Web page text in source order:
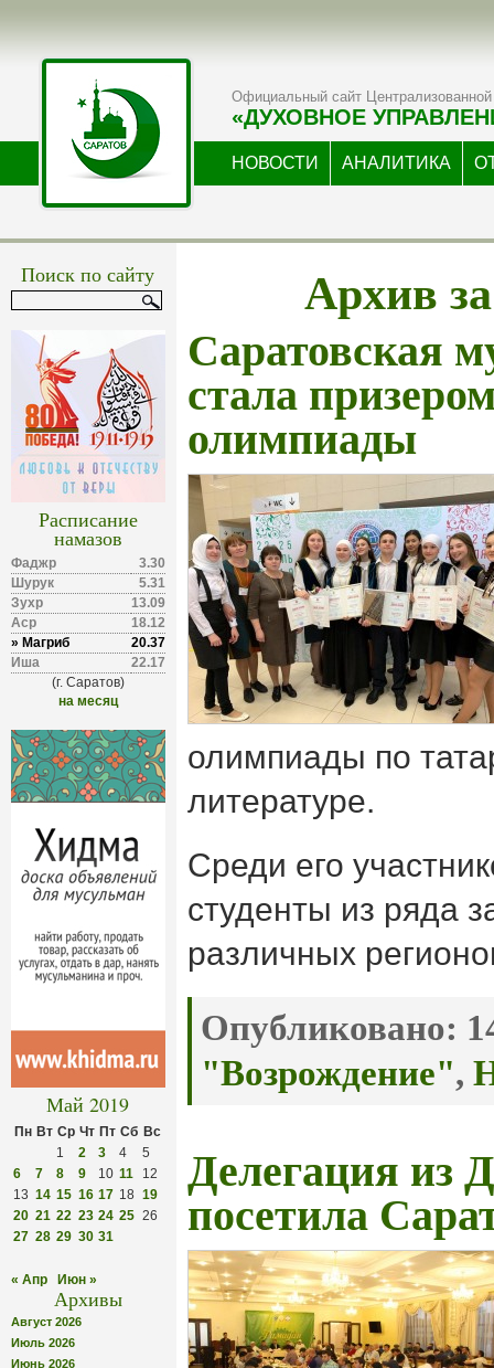
Официальный сайт Централизованной
«ДУХОВНОЕ
НОВОСТИ АНАЛИТИКА
Поиск по сайту
Расписание
намазов
Фаджр
3.30
Шурук
5.31
Зухр
13.09
Аср
18.12
» Магриб
20.37
Иша
22.17
(г. Саратов)
на месяц
Май 2019
Пн Вт Ср Чт Пт Сб Вс
1
2 3 4
5
6
7 8 9 10 11
12
13 14 15 16 17 18 19
20 21 22 23 24 25 26
27 28 29 30 31
« Апр Июн »
Архивы
Август 2026
Июль 2026
Июнь 2026
Архив
Саратовская
стала
олимпиады
олимпиады по
литературе.
Среди его
студенты из ряда
различных
Опубликовано:
"Возрождение",
Делегация из
посетила